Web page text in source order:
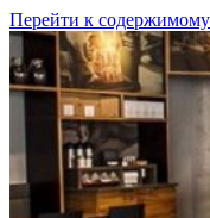
Перейти к содержимому